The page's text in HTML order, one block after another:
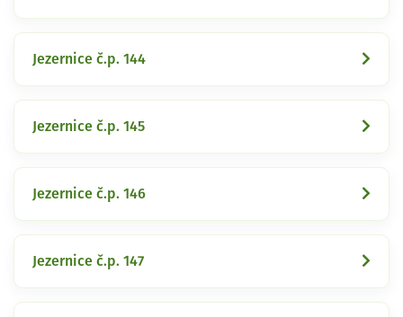
Jezernice č.p. 144
Jezernice č.p. 145
Jezernice č.p. 146
Jezernice č.p. 147